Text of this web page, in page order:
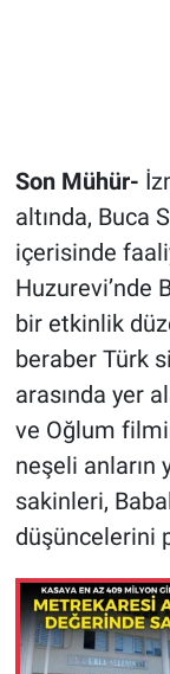
Son Mühür-
altında, Buca
içerisinde
Huzurevi’nde
bir etkinlik
beraber Türk
arasında yer
ve Oğlum
neşeli anların
sakinleri,
düşüncelerini